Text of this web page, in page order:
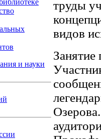
и науки
труды
видов